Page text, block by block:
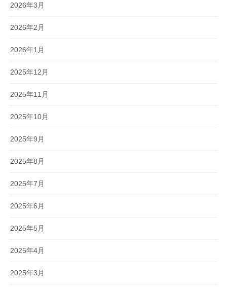
2026年3月
2026年2月
2026年1月
2025年12月
2025年11月
2025年10月
2025年9月
2025年8月
2025年7月
2025年6月
2025年5月
2025年4月
2025年3月